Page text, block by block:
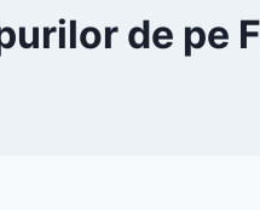
de pe